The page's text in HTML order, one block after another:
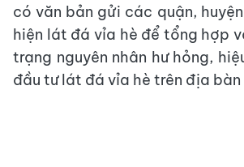
có văn bản gửi các quận,
hiện lát đá vỉa hè để tổng hợp
trạng nguyên nhân hư hỏng,
đầu tư lát đá vỉa hè trên địa